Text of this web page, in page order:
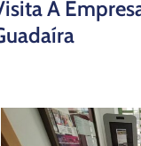
A